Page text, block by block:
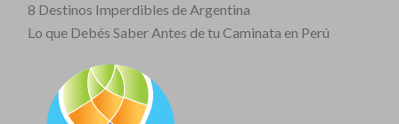
8 Destinos Imperdibles de Argentina
Lo que Debés Saber Antes de tu Caminata en Perú